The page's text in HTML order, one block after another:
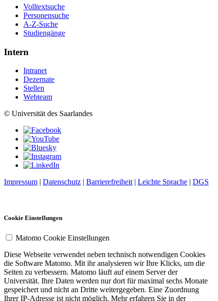
Volltextsuche
Personensuche
A-Z-Suche
Studiengänge
Intern
Intranet
Dezernate
Stellen
Webteam
© Universität des Saarlandes
Impressum | Datenschutz | Barrierefreiheit| Leichte Sprache | DGS
Cookie Einstellungen
Matomo Cookie Einstellungen
Diese Webseite verwendet neben technisch notwendigen Cookies
die Software Matomo. Mit ihr analysieren wir Ihre Klicks, um die
Seiten zu verbessern. Matomo läuft auf einem Server der
Universität. Ihre Daten werden nur dort für maximal sechs Monate
gespeichert und nicht an Dritte weitergegeben. Eine Zuordnung
Ihrer IP-Adresse ist nicht möglich. Mehr erfahren Sie in der